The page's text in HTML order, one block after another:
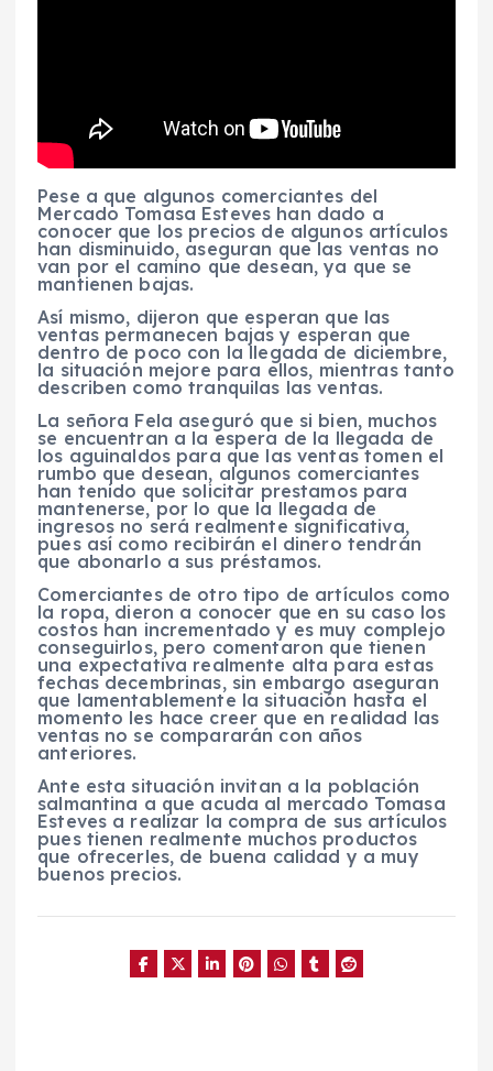
Pese a que algunos comerciantes del
Mercado Tomasa Esteves han dado a
conocer que los precios de algunos artículos
han disminuido, aseguran que las ventas no
van por el camino que desean, ya que se
mantienen bajas.
Así mismo, dijeron que esperan que las
ventas permanecen bajas y esperan que
dentro de poco con la llegada de diciembre,
la situación mejore para ellos, mientras tanto
describen como tranquilas las ventas.
La señora Fela aseguró que si bien, muchos
se encuentran a la espera de la llegada de
los aguinaldos para que las ventas tomen el
rumbo que desean, algunos comerciantes
han tenido que solicitar prestamos para
mantenerse, por lo que la llegada de
ingresos no será realmente significativa,
pues así como recibirán el dinero tendrán
que abonarlo a sus préstamos.
Comerciantes de otro tipo de artículos como
la ropa, dieron a conocer que en su caso los
costos han incrementado y es muy complejo
conseguirlos, pero comentaron que tienen
una expectativa realmente alta para estas
fechas decembrinas, sin embargo aseguran
que lamentablemente la situación hasta el
momento les hace creer que en realidad las
ventas no se compararán con años
anteriores.
Ante esta situación invitan a la población
salmantina a que acuda al mercado Tomasa
Esteves a realizar la compra de sus artículos
pues tienen realmente muchos productos
que ofrecerles, de buena calidad y a muy
buenos precios.